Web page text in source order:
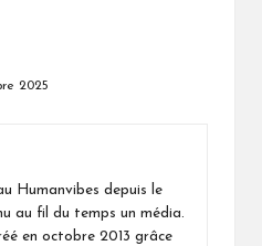
2025
Humanvibes depuis le
au fil du temps un média.
en octobre 2013 grâce